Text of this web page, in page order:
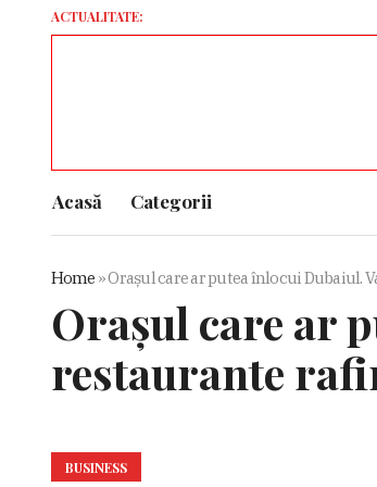
ACTUALITATE:
Acasă Categorii
Home »Orașul care ar putea înlocui Dubaiul.
Orașul care ar
restaurante
BUSINESS